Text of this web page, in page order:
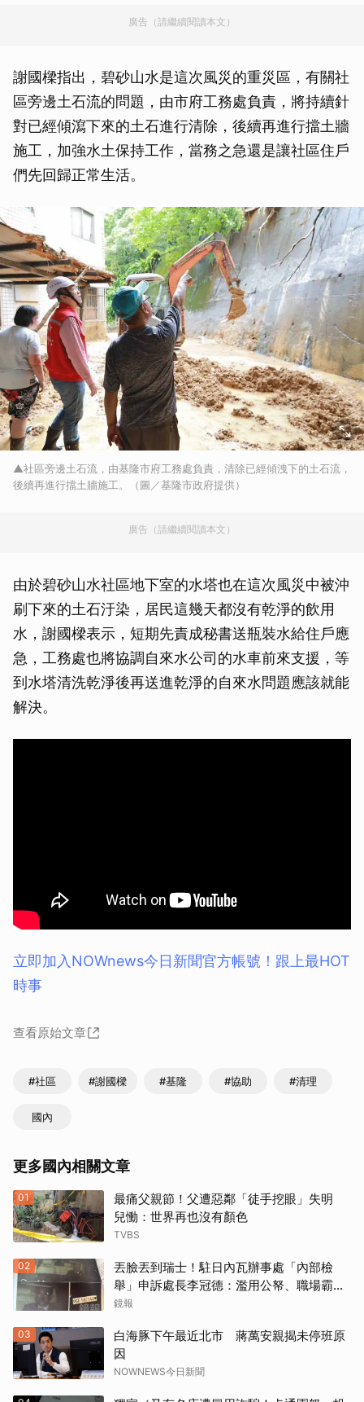
廣告（請繼續閱讀本文）
謝國樑指出，碧砂山水是這次風災的重災區，有關社
區旁邊土石流的問題，由市府工務處負責，將持續針
對已經傾瀉下來的土石進行清除，後續再進行擋土牆
施工，加強水土保持工作，當務之急還是讓社區住戶
們先回歸正常生活。
▲社區旁邊土石流，由基隆市府工務處負責，清除已經傾洩下的土石流，
後續再進行擋土牆施工。（圖／基隆市政府提供）
廣告（請繼續閱讀本文）
由於碧砂山水社區地下室的水塔也在這次風災中被沖
刷下來的土石汙染，居民這幾天都沒有乾淨的飲用
水，謝國樑表示，短期先責成秘書送瓶裝水給住戶應
急，工務處也將協調自來水公司的水車前來支援，等
到水塔清洗乾淨後再送進乾淨的自來水問題應該就能
解決。
立即加入NOWnews今⽇新聞官⽅帳號！跟上最HOT
時事
查看原始文章
#社區 #謝國樑 #基隆 #協助 #清理
國內
更多國內相關文章
01
最痛父親節！父遭惡鄰「徒手挖眼」失明
兒慟：世界再也沒有顏色
TVBS
02
丟臉丟到瑞士！駐日內瓦辦事處「內部檢
舉」申訴處長李冠德：濫用公帑、職場霸
凌、超速仔拒繳罰單 外交部要查了
鏡報
03
白海豚下午最近北市 蔣萬安親揭未停班原
因
NOWNEWS今日新聞